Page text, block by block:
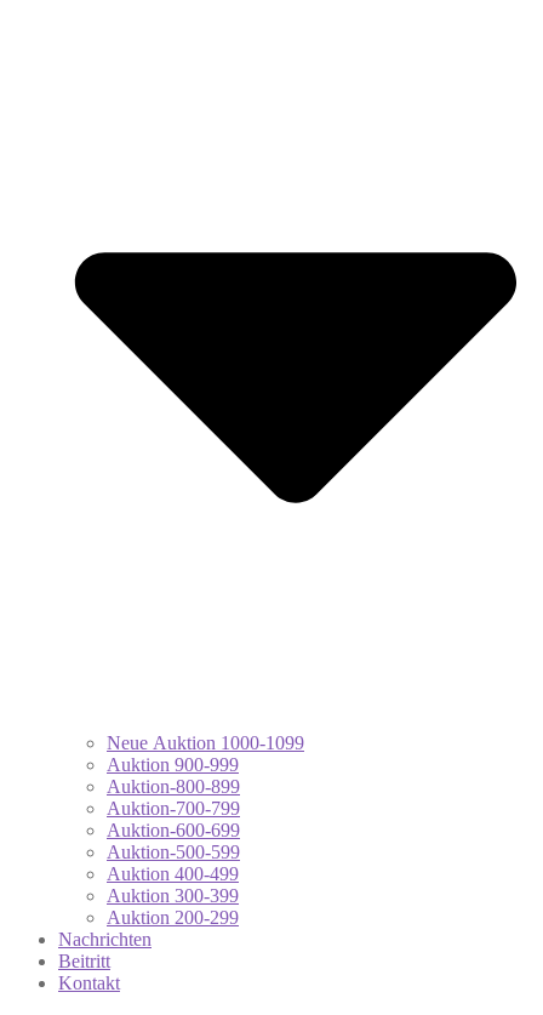
Neue Auktion 1000-1099
Auktion 900-999
Auktion-800-899
Auktion-700-799
Auktion-600-699
Auktion-500-599
Auktion 400-499
Auktion 300-399
Auktion 200-299
Nachrichten
Beitritt
Kontakt